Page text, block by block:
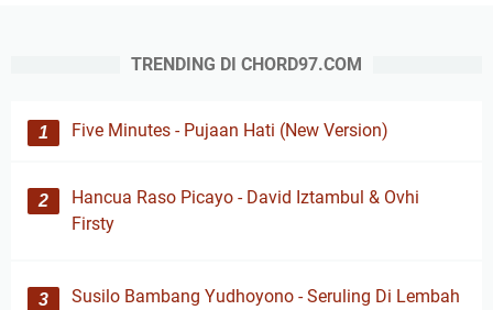
TRENDING DI CHORD97.COM
Five Minutes - Pujaan Hati (New Version)
Hancua Raso Picayo - David Iztambul & Ovhi
Firsty
Susilo Bambang Yudhoyono - Seruling Di Lembah